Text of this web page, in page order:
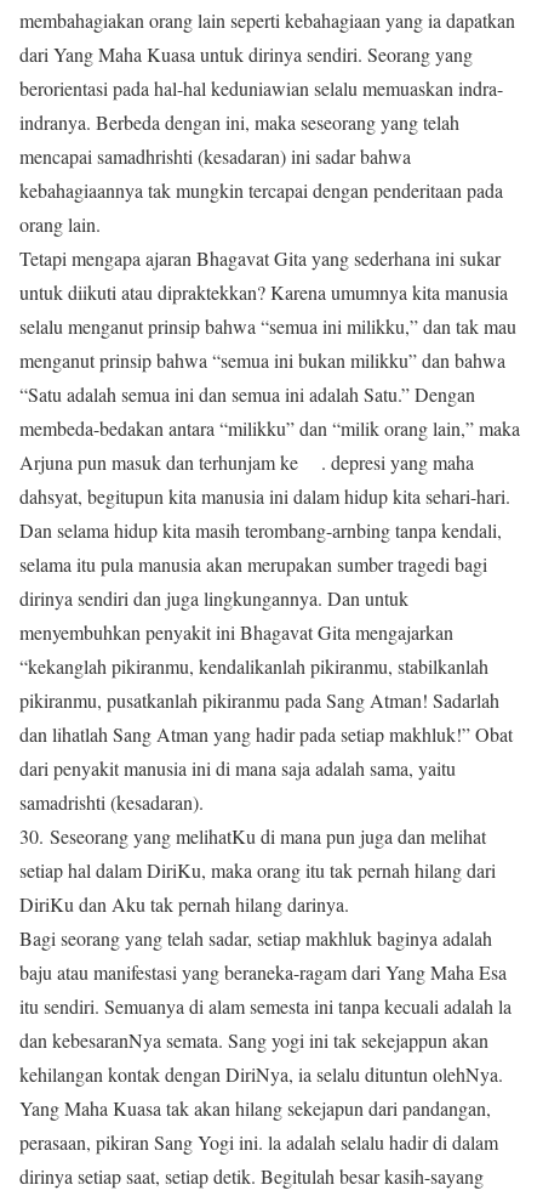
membahagiakan orang lain seperti kebahagiaan yang ia dapatkan
dari Yang Maha Kuasa untuk dirinya sendiri. Seorang yang
berorientasi pada hal-hal keduniawian selalu memuaskan indra-
indranya. Berbeda dengan ini, maka seseorang yang telah
mencapai samadhrishti (kesadaran) ini sadar bahwa
kebahagiaannya tak mungkin tercapai dengan penderitaan pada
orang lain.
Tetapi mengapa ajaran Bhagavat Gita yang sederhana ini sukar
untuk diikuti atau dipraktekkan? Karena umumnya kita manusia
selalu menganut prinsip bahwa “semua ini milikku,” dan tak mau
menganut prinsip bahwa “semua ini bukan milikku” dan bahwa
“Satu adalah semua ini dan semua ini adalah Satu.” Dengan
membeda-bedakan antara “milikku” dan “milik orang lain,” maka
Arjuna pun masuk dan terhunjam ke . depresi yang maha
dahsyat, begitupun kita manusia ini dalam hidup kita sehari-hari.
Dan selama hidup kita masih terombang-arnbing tanpa kendali,
selama itu pula manusia akan merupakan sumber tragedi bagi
dirinya sendiri dan juga lingkungannya. Dan untuk
menyembuhkan penyakit ini Bhagavat Gita mengajarkan
“kekanglah pikiranmu, kendalikanlah pikiranmu, stabilkanlah
pikiranmu, pusatkanlah pikiranmu pada Sang Atman! Sadarlah
dan lihatlah Sang Atman yang hadir pada setiap makhluk!” Obat
dari penyakit manusia ini di mana saja adalah sama, yaitu
samadrishti (kesadaran).
30. Seseorang yang melihatKu di mana pun juga dan melihat
setiap hal dalam DiriKu, maka orang itu tak pernah hilang dari
DiriKu dan Aku tak pernah hilang darinya.
Bagi seorang yang telah sadar, setiap makhluk baginya adalah
baju atau manifestasi yang beraneka-ragam dari Yang Maha Esa
itu sendiri. Semuanya di alam semesta ini tanpa kecuali adalah la
dan kebesaranNya semata. Sang yogi ini tak sekejappun akan
kehilangan kontak dengan DiriNya, ia selalu dituntun olehNya.
Yang Maha Kuasa tak akan hilang sekejapun dari pandangan,
perasaan, pikiran Sang Yogi ini. la adalah selalu hadir di dalam
dirinya setiap saat, setiap detik. Begitulah besar kasih-sayang